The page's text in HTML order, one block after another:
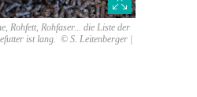
Rohfett, Rohfaser... die Liste der
ist lang. © S. Leitenberger |